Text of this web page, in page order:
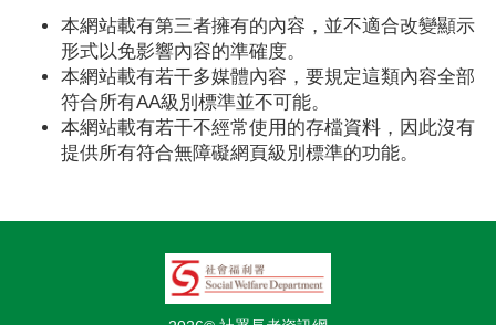
本網站載有第三者擁有的內容，並不適合改變顯示
形式以免影響內容的準確度。
本網站載有若干多媒體內容，要規定這類內容全部
符合所有AA級別標準並不可能。
本網站載有若干不經常使用的存檔資料，因此沒有
提供所有符合無障礙網頁級別標準的功能。